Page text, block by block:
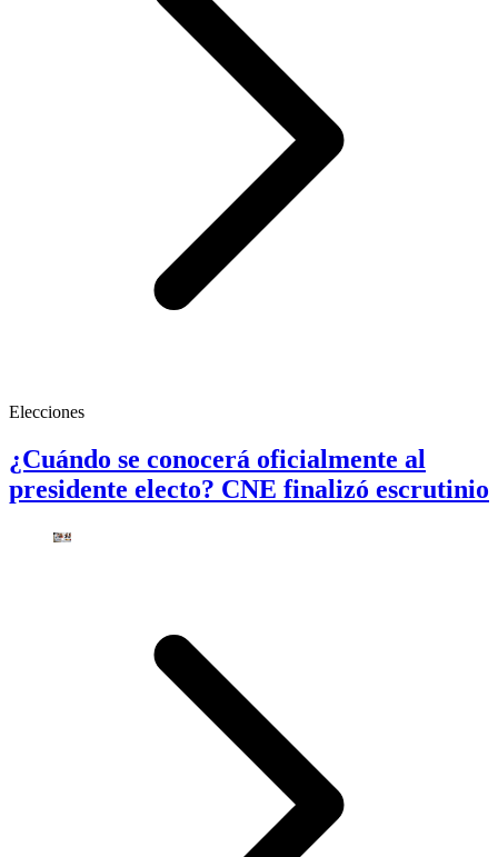
Elecciones
¿Cuándo se conocerá oficialmente al
presidente electo? CNE finalizó escrutinio